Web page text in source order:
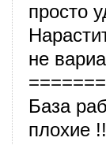
просто
не
База
плохие